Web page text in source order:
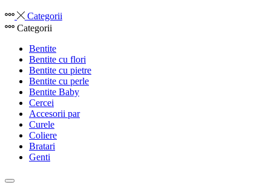
Categorii
Categorii
Bentite
Bentite cu flori
Bentite cu pietre
Bentite cu perle
Bentite Baby
Cercei
Accesorii par
Curele
Coliere
Bratari
Genti